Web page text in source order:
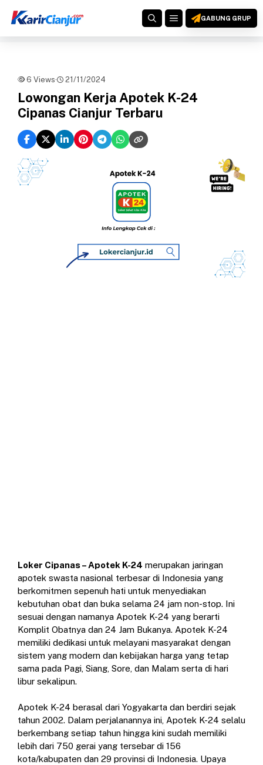
MENUGABUNG GRUP
6 Views· 21/11/2024
Lowongan Kerja Apotek K-24
Cipanas Cianjur Terbaru
Loker Cipanas – Apotek K-24 merupakan jaringan
apotek swasta nasional terbesar di Indonesia yang
berkomitmen sepenuh hati untuk menyediakan
kebutuhan obat dan buka selama 24 jam non-stop. Ini
sesuai dengan namanya Apotek K-24 yang berarti
Komplit Obatnya dan 24 Jam Bukanya. Apotek K-24
memiliki dedikasi untuk melayani masyarakat dengan
sistem yang modern dan kebijakan harga yang tetap
sama pada Pagi, Siang, Sore, dan Malam serta di hari
libur sekalipun.
Apotek K-24 berasal dari Yogyakarta dan berdiri sejak
tahun 2002. Dalam perjalanannya ini, Apotek K-24 selalu
berkembang setiap tahun hingga kini sudah memiliki
lebih dari 750 gerai yang tersebar di 156
kota/kabupaten dan 29 provinsi di Indonesia. Upaya